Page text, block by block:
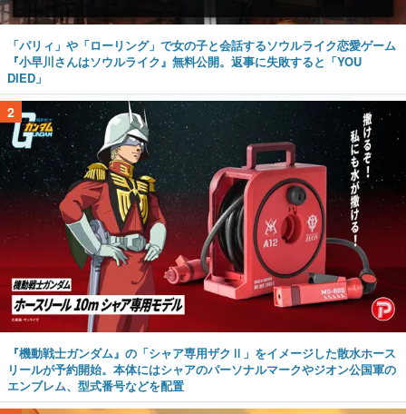
「パリィ」や「ローリング」で女の子と会話するソウルライク恋愛ゲーム
『小早川さんはソウルライク』無料公開。返事に失敗すると「YOU
DIED」
2
『機動戦士ガンダム』の「シャア専用ザクⅡ」をイメージした散水ホース
リールが予約開始。本体にはシャアのパーソナルマークやジオン公国軍の
エンブレム、型式番号などを配置